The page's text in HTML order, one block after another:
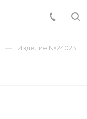
Изделие №24023